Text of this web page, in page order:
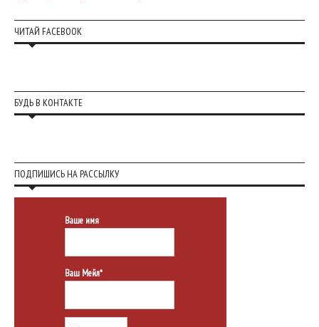
ЧИТАЙ FACEBOOK
БУДЬ В КОНТАКТЕ
ПОДПИШИСЬ НА РАССЫЛКУ
Ваше имя
Ваш Мейл*